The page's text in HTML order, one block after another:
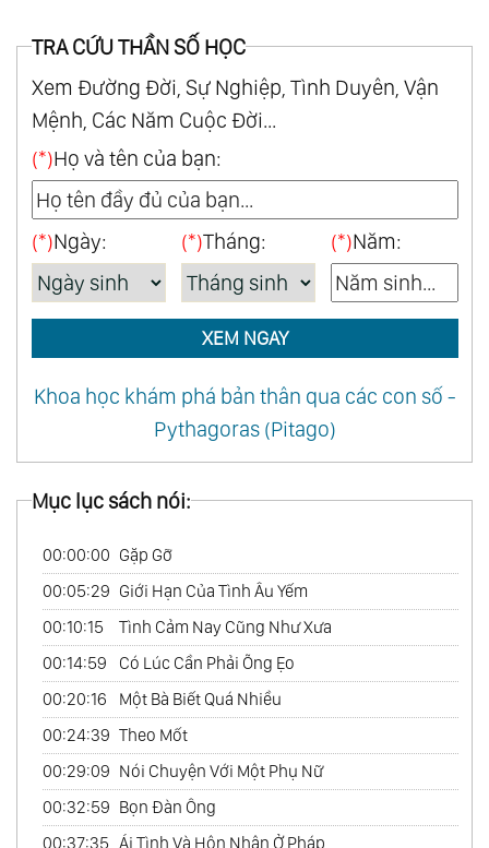
TRA CỨU THẦN SỐ HỌC
Xem Đường Đời, Sự Nghiệp, Tình Duyên, Vận
Mệnh, Các Năm Cuộc Đời...
(*)Họ và tên của bạn:
(*)Ngày: (*)Tháng: (*)Năm:
XEM NGAY
Khoa học khám phá bản thân qua các con số -
Pythagoras (Pitago)
Mục lục sách nói:
00:00:00 Gặp Gỡ
00:05:29 Giới Hạn Của Tình Âu Yếm
00:10:15
Tình Cảm Nay Cũng Như Xưa
00:14:59
Có Lúc Cần Phải Õng Ẹo
00:20:16
Một Bà Biết Quá Nhiều
00:24:39 Theo Mốt
00:29:09 Nói Chuyện Với Một Phụ Nữ
00:32:59 Bọn Đàn Ông
00:37:35 Ái Tình Và Hôn Nhân Ở Pháp